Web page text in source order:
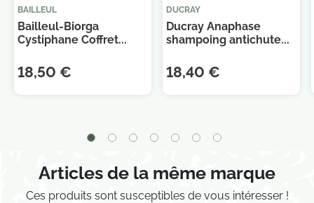
BAILLEUL
Bailleul-Biorga
Cystiphane Coffret...
18,50 €
DUCRAY
Ducray Anaphase
shampoing antichute...
18,40 €
Articles de la même marque
Ces produits sont susceptibles de vous intéresser !
promotionnelles.
Consultez notre politique de
confidentialité.